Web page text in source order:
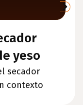
yeso
secador
contexto